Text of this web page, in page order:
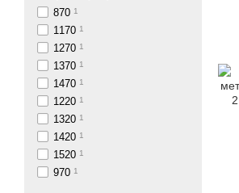
870 1
1170 1
1270 1
1370 1
1470 1
1220 1
1320 1
1420 1
1520 1
970 1